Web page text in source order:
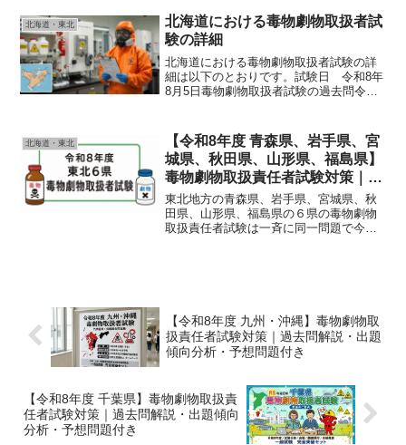
験を合同で実施します。受験願書や試験
合格後の毒物劇物取扱者設...
北海道・東北
北海道における毒物劇物取扱者試
験の詳細
北海道における毒物劇物取扱者試験の詳
細は以下のとおりです。試験日 令和8年
8月5日毒物劇物取扱者試験の過去問令和
度 一般試験問題 解答・解説令和７年
度 農業用品目試...
北海道・東北
【令和8年度 青森県、岩手県、宮
城県、秋田県、山形県、福島県】
毒物劇物取扱責任者試験対策｜過
去問解説・出題傾向分析・予想問
題付き
東北地方の青森県、岩手県、宮城県、秋
田県、山形県、福島県の６県の毒物劇物
取扱責任者試験は一斉に同一問題で今年
【令和8年度 九州・沖縄】毒物劇物取
扱責任者試験対策｜過去問解説・出題
傾向分析・予想問題付き
【令和8年度 千葉県】毒物劇物取扱責
任者試験対策｜過去問解説・出題傾向
分析・予想問題付き